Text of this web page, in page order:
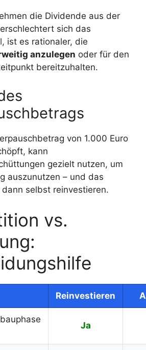
die Dividende aus der
sich das
ist es rationaler, die
anzulegen oder für den
bereitzuhalten.
von 1.000 Euro
kann
gezielt nutzen, um
auszunutzen – und das
selbst reinvestieren.
vs.
Reinvestieren
Ja